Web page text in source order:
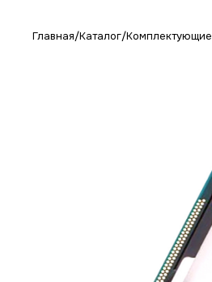
Главная/Каталог/